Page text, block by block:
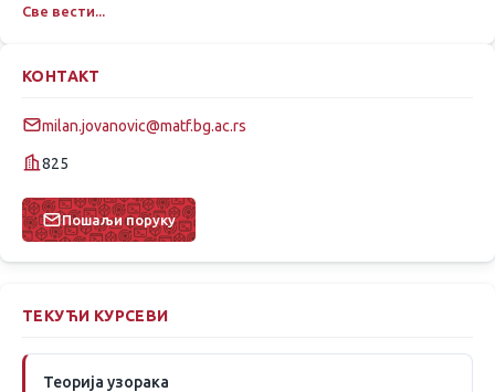
Све вести...
КОНТАКТ
milan.jovanovic@matf.bg.ac.rs
825
Пошаљи поруку
ТЕКУЋИ КУРСЕВИ
Теорија узорака